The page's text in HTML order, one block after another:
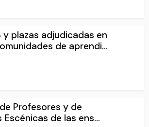
y plazas adjudicadas en
de aprendi...
Profesores y de
de las ens...